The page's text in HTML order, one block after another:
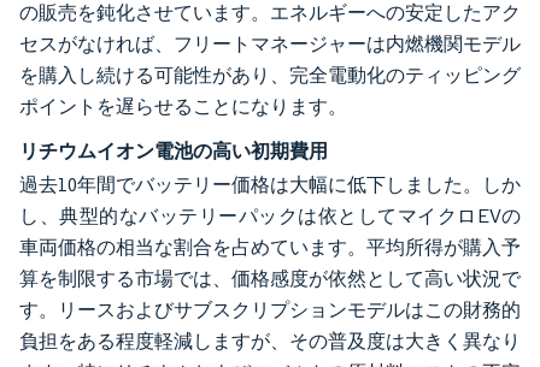
の販売を鈍化させています。エネルギーへの安定したアク
セスがなければ、フリートマネージャーは内燃機関モデル
を購入し続ける可能性があり、完全電動化のティッピング
ポイントを遅らせることになります。
リチウムイオン電池の高い初期費用
過去10年間でバッテリー価格は大幅に低下しました。しか
し、典型的なバッテリーパックは依としてマイクロEVの
車両価格の相当な割合を占めています。平均所得が購入予
算を制限する市場では、価格感度が依然として高い状況で
す。リースおよびサブスクリプションモデルはこの財務的
負担をある程度軽減しますが、その普及度は大きく異なり